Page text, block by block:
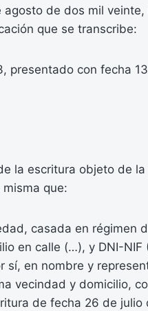
agosto de dos mil
que se transcribe:
presentado con fecha
la escritura objeto de
que:
casada en régimen
en calle (…), y DNI-
sí, en nombre y
vecindad y domicilio,
de fecha 26 de